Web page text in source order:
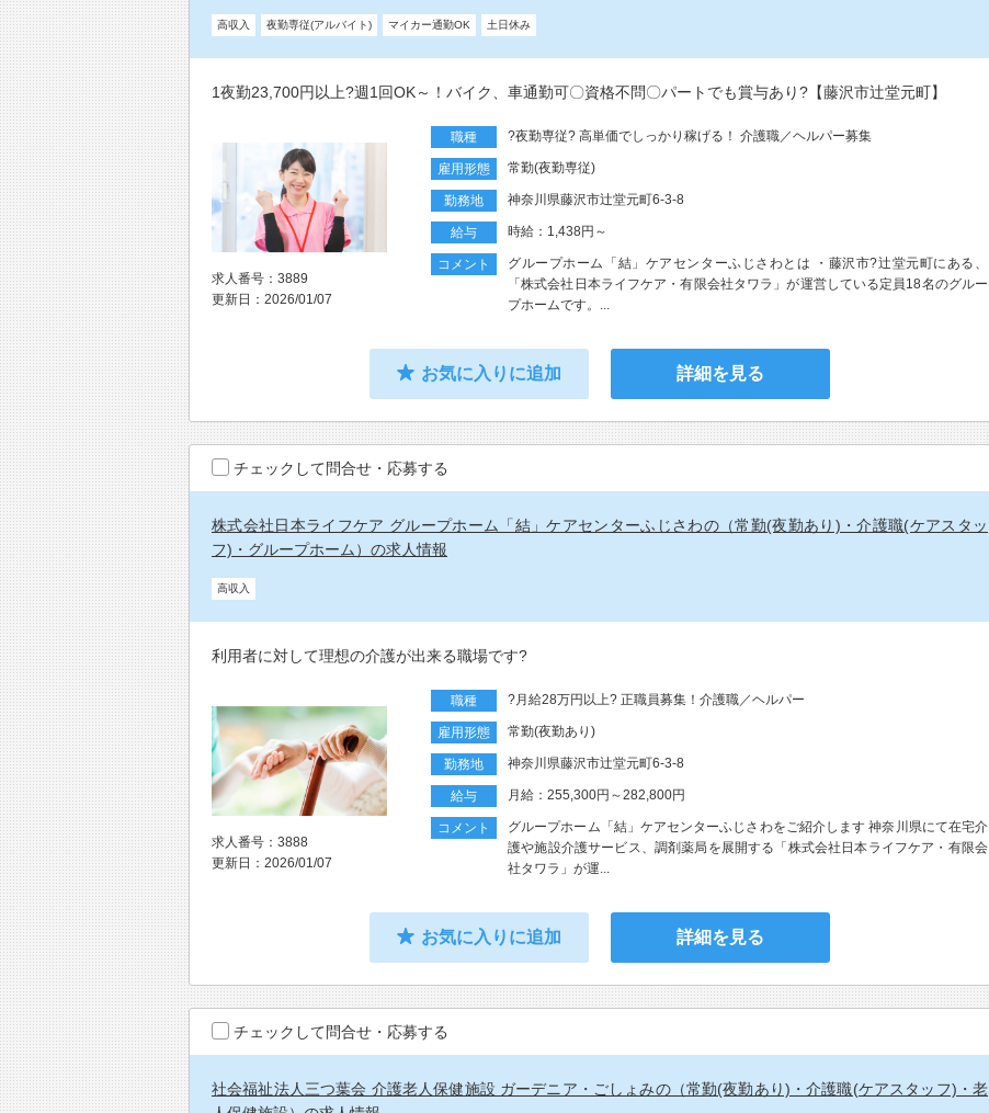
高収入 夜勤専従(アルバイト) マイカー通勤OK 土日休み
1夜勤23,700円以上?週1回OK～！バイク、車通勤可〇資格不問〇パートでも賞与あり?【藤沢市辻堂元町】
求人番号：3889
更新日：2026/01/07
職種 ?夜勤専従? 高単価でしっかり稼げる！ 介護職／ヘルパー募集
雇用形態 常勤(夜勤専従)
勤務地 神奈川県藤沢市辻堂元町6-3-8
給与 時給：1,438円～
コメント
グループホーム「結」ケアセンターふじさわとは ・藤沢市?辻堂元町にある、
「株式会社日本ライフケア・有限会社タワラ」が運営している定員18名のグルー
プホームです。...
お気に入りに追加 詳細を見る
チェックして問合せ・応募する
株式会社日本ライフケア グループホーム「結」ケアセンターふじさわの（常勤(夜勤あり)・介護職(ケアスタッ
フ)・グループホーム）の求人情報
高収入
利用者に対して理想の介護が出来る職場です?
求人番号：3888
更新日：2026/01/07
職種 ?月給28万円以上? 正職員募集！介護職／ヘルパー
雇用形態 常勤(夜勤あり)
勤務地 神奈川県藤沢市辻堂元町6-3-8
給与 月給：255,300円～282,800円
コメント
グループホーム「結」ケアセンターふじさわをご紹介します 神奈川県にて在宅介
護や施設介護サービス、調剤薬局を展開する「株式会社日本ライフケア・有限会
社タワラ」が運...
お気に入りに追加 詳細を見る
チェックして問合せ・応募する
社会福祉法人三つ葉会 介護老人保健施設 ガーデニア・ごしょみの（常勤(夜勤あり)・介護職(ケアスタッフ)・老